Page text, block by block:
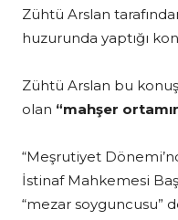
Zühtü Arslan
huzurunda yaptığı
Zühtü Arslan bu
olan “mahşer
“Meşrutiyet
İstinaf Mahkemesi
“mezar soyguncusu”